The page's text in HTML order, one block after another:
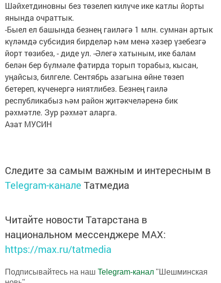
Шәйхетдиновны без төзелеп килүче ике катлы йорты
янында очраттык.
-Быел ел башында безнең гаиләгә 1 млн. сумнан артык
күләмдә субсидия бирделәр һәм менә хәзер үзебезгә
йорт төзибез, - диде ул. -Әлегә хатыным, ике балам
белән бер бүлмәле фатирда торып торабыз, кысан,
уңайсыз, билгеле. Сентябрь азагына өйне төзеп
бетереп, күченергә ниятлибез. Безнең гаилә
республикабыз һәм район җитәкчеләренә бик
рәхмәтле. Зур рәхмәт аларга.
Азат МУСИН
Следите за самым важным и интересным в
Telegram-канале Татмедиа
Читайте новости Татарстана в
национальном мессенджере MАХ:
https://max.ru/tatmedia
Подписывайтесь на наш Telegram-канал "Шешминская